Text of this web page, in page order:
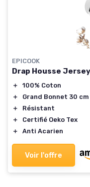
EPICOOK
Drap Housse
＋
100% Coton
＋
Grand Bonnet 30 cm
＋
Résistant
＋
Certifié Oeko Tex
＋
Anti Acarien
Voir l'offre